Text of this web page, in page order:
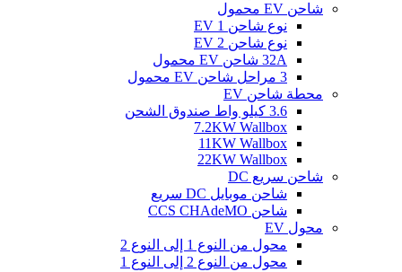
شاحن EV محمول
نوع شاحن EV 1
نوع شاحن EV 2
32A شاحن EV محمول
3 مراحل شاحن EV محمول
محطة شاحن EV
3.6 كيلو واط صندوق الشحن
7.2KW Wallbox
11KW Wallbox
22KW Wallbox
شاحن سريع DC
شاحن موبايل DC سريع
شاحن CCS CHAdeMO
محول EV
محول من النوع 1 إلى النوع 2
محول من النوع 2 إلى النوع 1